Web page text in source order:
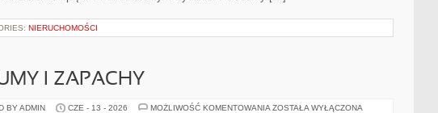
NIERUCHOMOŚCI
I ZAPACHY
BY ADMIN CZE - 13 - 2026 MOŻLIWOŚĆ KOMENTOWANIA PERFUMY
ZOSTAŁA WYŁĄCZONA